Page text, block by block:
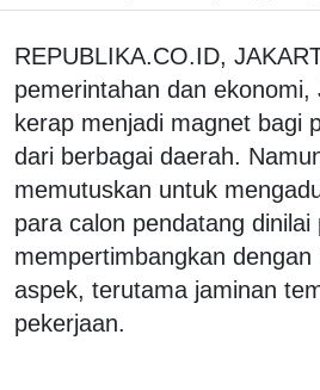
REPUBLIKA.CO.ID,
pemerintahan dan ekonomi,
kerap menjadi magnet bagi
dari berbagai daerah.
memutuskan untuk
para calon pendatang dinilai
mempertimbangkan
aspek, terutama jaminan
pekerjaan.